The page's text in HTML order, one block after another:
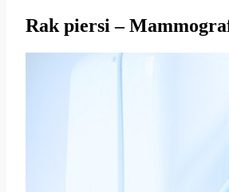
Rak piersi –